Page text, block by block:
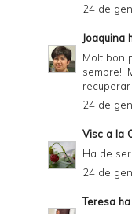
24 de
Joaquina
Molt bon
sempre!!
24 de
Visc a la
Ha de
24 de
Teresa